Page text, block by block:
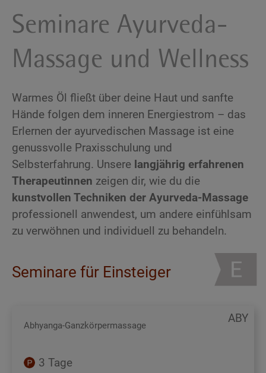
Seminare Ayurveda-
Massage und Wellness
Warmes Öl fließt über deine Haut und sanfte
Hände folgen dem inneren Energiestrom – das
Erlernen der ayurvedischen Massage ist eine
genussvolle Praxisschulung und
Selbsterfahrung. Unsere langjährig erfahrenen
Therapeutinnen zeigen dir, wie du die
kunstvollen Techniken der Ayurveda-Massage
professionell anwendest, um andere einfühlsam
zu verwöhnen und individuell zu behandeln.
Seminare für Einsteiger
Abhyanga-Ganzkörpermassage
3 Tage
ABY